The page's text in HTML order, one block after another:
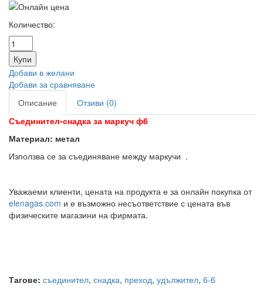
Количество:
Добави в желани
Добави за сравняване
Описание
Отзиви (0)
Съединител-снадка за маркуч ф6
Материал: метал
Използва се за съединяване между маркучи .
Уважаеми клиенти, цената на продукта е за онлайн покупка от
elenagas.com и е възможно несъответствие с цената във
физическите магазини на фирмата.
Тагове: съединител, снадка, преход, удължител, 6-6